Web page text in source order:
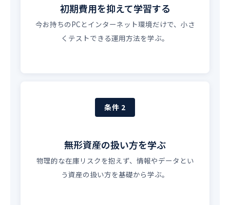
初期費用を抑えて学習する
今お持ちのPCとインターネット環境だけで、小さ
くテストできる運用方法を学ぶ。
条件 2
無形資産の扱い方を学ぶ
物理的な在庫リスクを抱えず、情報やデータとい
う資産の扱い方を基礎から学ぶ。